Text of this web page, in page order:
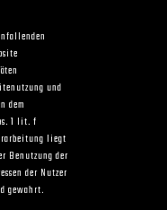
und
dem
1 lit. f
liegt
Benutzung der
der Nutzer
gewahrt.